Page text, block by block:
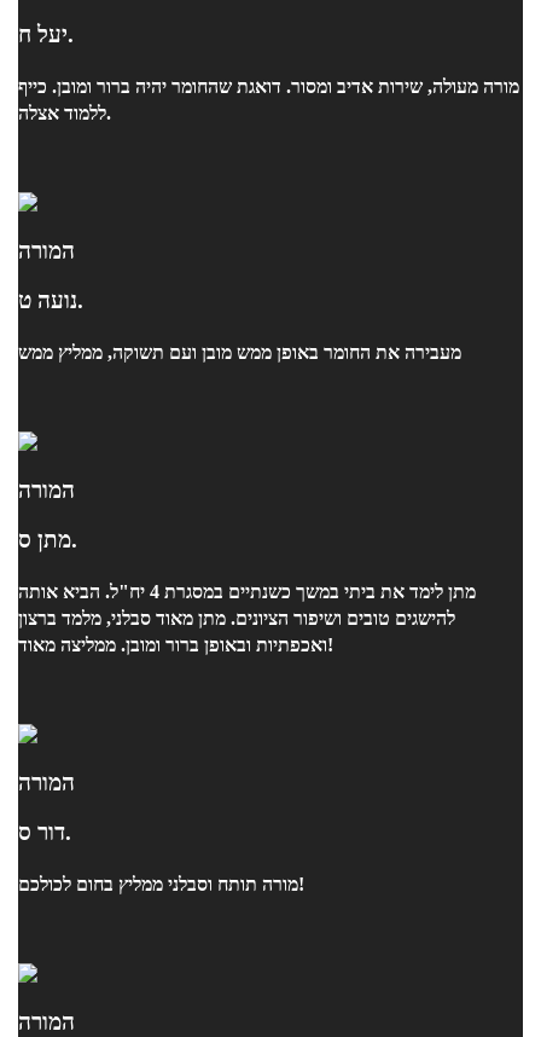
יעל ח.
מורה מעולה, שירות אדיב ומסור. דואגת שהחומר יהיה ברור ומובן. כייף
ללמוד אצלה.
המורה
נועה ט.
מעבירה את החומר באופן ממש מובן ועם תשוקה, ממליץ ממש
המורה
מתן ס.
מתן לימד את ביתי במשך כשנתיים במסגרת 4 יח"ל. הביא אותה
להישגים טובים ושיפור הציונים. מתן מאוד סבלני, מלמד ברצון
ואכפתיות ובאופן ברור ומובן. ממליצה מאוד!
המורה
דור ס.
מורה תותח וסבלני ממליץ בחום לכולכם!
המורה